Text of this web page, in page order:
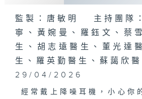
監製：唐敏明 主持團隊
寧、黃婉曼、羅鈺文、蔡
生、胡志遠醫生、董光達
生、羅英勤醫生、蘇藹欣醫
29/04/2026
經常戴上降噪耳機，小心你